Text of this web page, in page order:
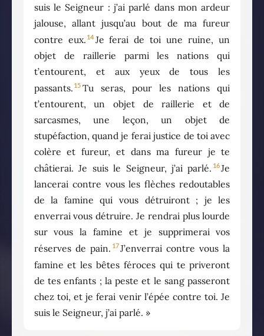
suis le Seigneur : j’ai parlé dans mon ardeur
jalouse, allant jusqu’au bout de ma fureur
contre eux. 14 Je ferai de toi une ruine, un
objet de raillerie parmi les nations qui
t’entourent, et aux yeux de tous les
passants. 15 Tu seras, pour les nations qui
t’entourent, un objet de raillerie et de
sarcasmes, une leçon, un objet de
stupéfaction, quand je ferai justice de toi avec
colère et fureur, et dans ma fureur je te
châtierai. Je suis le Seigneur, j’ai parlé. 16Je
lancerai contre vous les flèches redoutables
de la famine qui vous détruiront ; je les
enverrai vous détruire. Je rendrai plus lourde
sur vous la famine et je supprimerai vos
réserves de pain. 17J’enverrai contre vous la
famine et les bêtes féroces qui te priveront
de tes enfants ; la peste et le sang passeront
chez toi, et je ferai venir l’épée contre toi. Je
suis le Seigneur, j’ai parlé. »